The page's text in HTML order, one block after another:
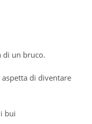
di un bruco.
di diventare
bui